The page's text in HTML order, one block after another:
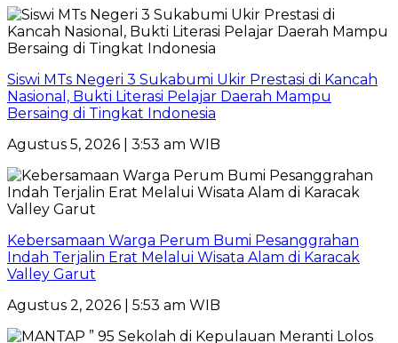
Siswi MTs Negeri 3 Sukabumi Ukir Prestasi di Kancah
Nasional, Bukti Literasi Pelajar Daerah Mampu
Bersaing di Tingkat Indonesia
Agustus 5, 2026 | 3:53 am WIB
Kebersamaan Warga Perum Bumi Pesanggrahan
Indah Terjalin Erat Melalui Wisata Alam di Karacak
Valley Garut
Agustus 2, 2026 | 5:53 am WIB